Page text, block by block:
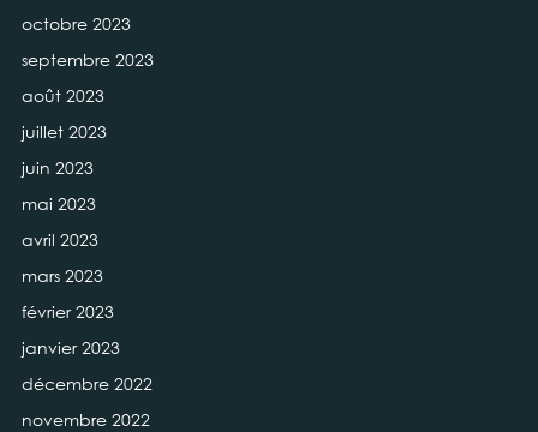
octobre 2023
septembre 2023
août 2023
juillet 2023
juin 2023
mai 2023
avril 2023
mars 2023
février 2023
janvier 2023
décembre 2022
novembre 2022